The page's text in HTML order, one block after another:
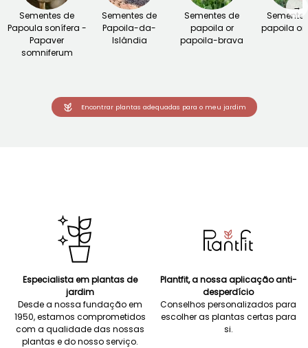
Sementes de
Papoula sonífera -
Papaver
somniferum
Sementes de
Papoila-da-
Islândia
Sementes de
papoila or
papoila-brava
papoila
→
Encontrar plantas adequadas para o meu jardim
Especialista em plantas de
jardim
Desde a nossa fundação em
1950, estamos comprometidos
com a qualidade das nossas
plantas e do nosso serviço.
Plantfit, a nossa aplicação anti-
desperdício
Conselhos personalizados para
escolher as plantas certas para
si.